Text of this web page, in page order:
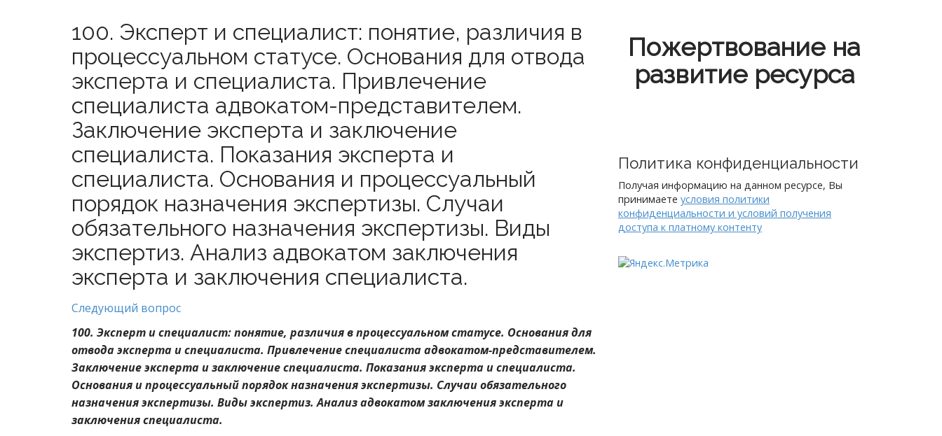
100. Эксперт и специалист: понятие, различия в
процессуальном статусе. Основания для отвода
эксперта и специалиста. Привлечение
специалиста адвокатом-представителем.
Заключение эксперта и заключение
специалиста. Показания эксперта и
специалиста. Основания и процессуальный
порядок назначения экспертизы. Случаи
обязательного назначения экспертизы. Виды
экспертиз. Анализ адвокатом заключения
эксперта и заключения специалиста.
Следующий вопрос
100. Эксперт и специалист: понятие, различия в процессуальном статусе. Основания для
отвода эксперта и специалиста. Привлечение специалиста адвокатом-представителем.
Заключение эксперта и заключение специалиста. Показания эксперта и специалиста.
Основания и процессуальный порядок назначения экспертизы. Случаи обязательного
назначения экспертизы. Виды экспертиз. Анализ адвокатом заключения эксперта и
заключения специалиста.
Пожертвование на
развитие ресурса
Политика конфиденциальности
Получая информацию на данном ресурсе, Вы
принимаете условия политики
конфиденциальности и условий получения
доступа к платному контенту